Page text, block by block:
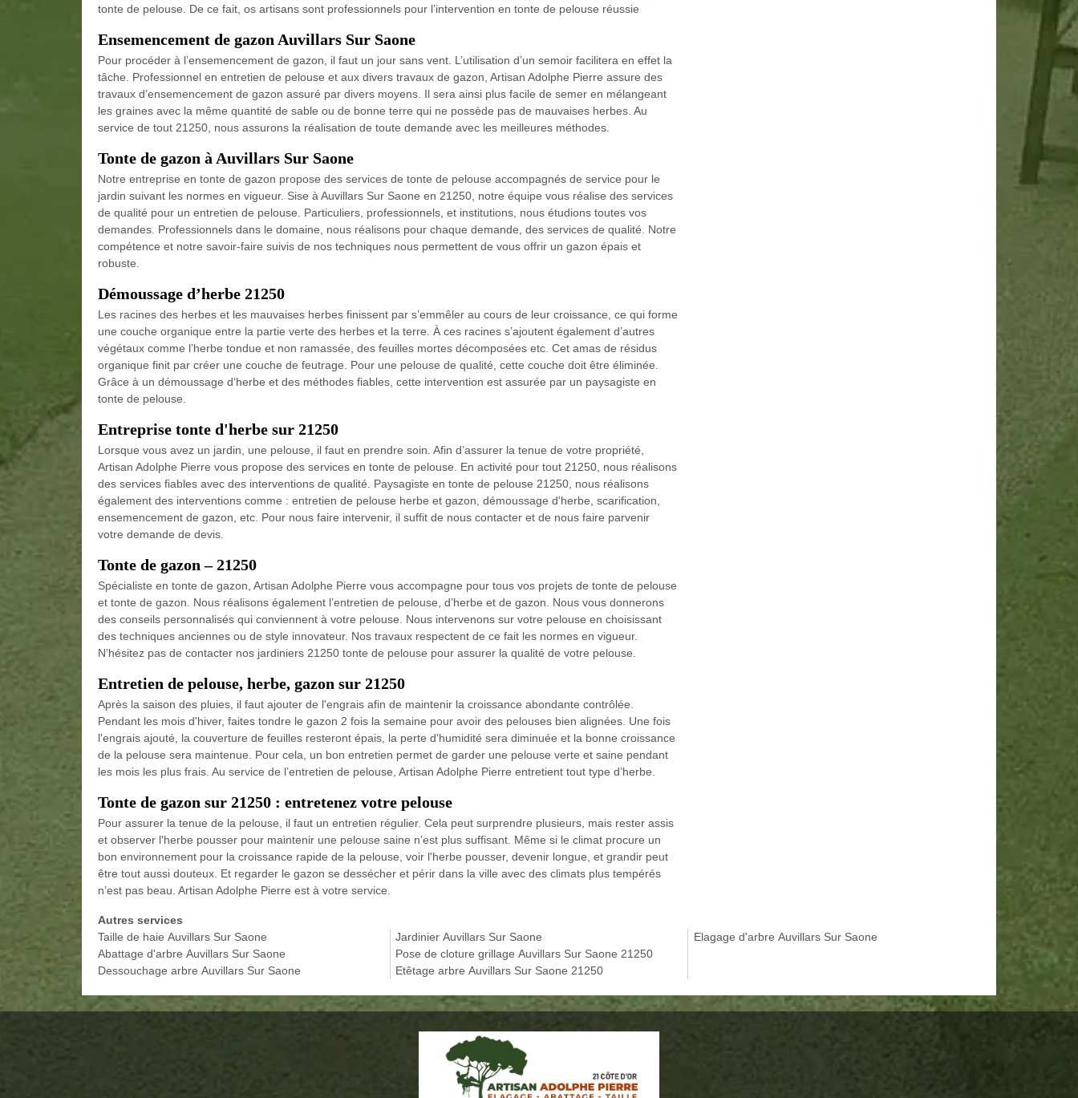
tonte de pelouse. De ce fait, os artisans sont professionnels pour l’intervention en tonte de pelouse réussie
Ensemencement de gazon Auvillars Sur Saone
Pour procéder à l’ensemencement de gazon, il faut un jour sans vent. L’utilisation d’un semoir facilitera en effet la
tâche. Professionnel en entretien de pelouse et aux divers travaux de gazon, Artisan Adolphe Pierre assure des
travaux d’ensemencement de gazon assuré par divers moyens. Il sera ainsi plus facile de semer en mélangeant
les graines avec la même quantité de sable ou de bonne terre qui ne possède pas de mauvaises herbes. Au
service de tout 21250, nous assurons la réalisation de toute demande avec les meilleures méthodes.
Tonte de gazon à Auvillars Sur Saone
Notre entreprise en tonte de gazon propose des services de tonte de pelouse accompagnés de service pour le
jardin suivant les normes en vigueur. Sise à Auvillars Sur Saone en 21250, notre équipe vous réalise des services
de qualité pour un entretien de pelouse. Particuliers, professionnels, et institutions, nous étudions toutes vos
demandes. Professionnels dans le domaine, nous réalisons pour chaque demande, des services de qualité. Notre
compétence et notre savoir-faire suivis de nos techniques nous permettent de vous offrir un gazon épais et
robuste.
Démoussage d’herbe 21250
Les racines des herbes et les mauvaises herbes finissent par s’emmêler au cours de leur croissance, ce qui forme
une couche organique entre la partie verte des herbes et la terre. À ces racines s’ajoutent également d’autres
végétaux comme l’herbe tondue et non ramassée, des feuilles mortes décomposées etc. Cet amas de résidus
organique finit par créer une couche de feutrage. Pour une pelouse de qualité, cette couche doit être éliminée.
Grâce à un démoussage d’herbe et des méthodes fiables, cette intervention est assurée par un paysagiste en
tonte de pelouse.
Entreprise tonte d'herbe sur 21250
Lorsque vous avez un jardin, une pelouse, il faut en prendre soin. Afin d’assurer la tenue de votre propriété,
Artisan Adolphe Pierre vous propose des services en tonte de pelouse. En activité pour tout 21250, nous réalisons
des services fiables avec des interventions de qualité. Paysagiste en tonte de pelouse 21250, nous réalisons
également des interventions comme : entretien de pelouse herbe et gazon, démoussage d'herbe, scarification,
ensemencement de gazon, etc. Pour nous faire intervenir, il suffit de nous contacter et de nous faire parvenir
votre demande de devis.
Tonte de gazon – 21250
Spécialiste en tonte de gazon, Artisan Adolphe Pierre vous accompagne pour tous vos projets de tonte de pelouse
et tonte de gazon. Nous réalisons également l’entretien de pelouse, d’herbe et de gazon. Nous vous donnerons
des conseils personnalisés qui conviennent à votre pelouse. Nous intervenons sur votre pelouse en choisissant
des techniques anciennes ou de style innovateur. Nos travaux respectent de ce fait les normes en vigueur.
N’hésitez pas de contacter nos jardiniers 21250 tonte de pelouse pour assurer la qualité de votre pelouse.
Entretien de pelouse, herbe, gazon sur 21250
Après la saison des pluies, il faut ajouter de l'engrais afin de maintenir la croissance abondante contrôlée.
Pendant les mois d'hiver, faites tondre le gazon 2 fois la semaine pour avoir des pelouses bien alignées. Une fois
l'engrais ajouté, la couverture de feuilles resteront épais, la perte d'humidité sera diminuée et la bonne croissance
de la pelouse sera maintenue. Pour cela, un bon entretien permet de garder une pelouse verte et saine pendant
les mois les plus frais. Au service de l’entretien de pelouse, Artisan Adolphe Pierre entretient tout type d’herbe.
Tonte de gazon sur 21250 : entretenez votre pelouse
Pour assurer la tenue de la pelouse, il faut un entretien régulier. Cela peut surprendre plusieurs, mais rester assis
et observer l'herbe pousser pour maintenir une pelouse saine n’est plus suffisant. Même si le climat procure un
bon environnement pour la croissance rapide de la pelouse, voir l'herbe pousser, devenir longue, et grandir peut
être tout aussi douteux. Et regarder le gazon se dessécher et périr dans la ville avec des climats plus tempérés
n’est pas beau. Artisan Adolphe Pierre est à votre service.
Autres services
Taille de haie Auvillars Sur Saone
Abattage d'arbre Auvillars Sur Saone
Dessouchage arbre Auvillars Sur Saone
Jardinier Auvillars Sur Saone
Pose de cloture grillage Auvillars Sur Saone 21250
Etêtage arbre Auvillars Sur Saone 21250
Elagage d'arbre Auvillars Sur Saone